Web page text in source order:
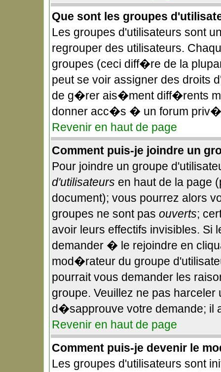
Que sont les groupes
Les groupes d'utilisateurs sont
regrouper des utilisateurs.
groupes (ceci diff�re de la
peut se voir assigner des droits
de g�rer ais�ment diff�rents
donner acc�s � un forum
Revenir en haut de page
Comment puis-je joindre un
Pour joindre un groupe
d'utilisateurs en haut de la page
document); vous pourrez alors
groupes ne sont pas ouverts;
avoir leurs effectifs invisibles. Si
demander � le rejoindre en
mod�rateur du groupe
pourrait vous demander les
groupe. Veuillez ne pas
d�sapprouve votre demande; il
Revenir en haut de page
Comment puis-je devenir le
Les groupes d'utilisateurs sont